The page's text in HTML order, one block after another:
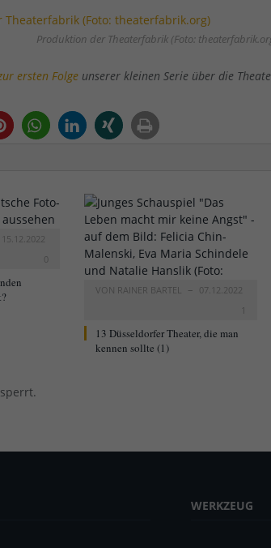
Produktion der Theaterfabrik (Foto:
ersten Folge unserer kleinen Serie über die
15.12.2022
0
VON RAINER BARTEL
07.12.2022
1
13 Düsseldorfer Theater, die man
kennen sollte (1)
WERKZEUG